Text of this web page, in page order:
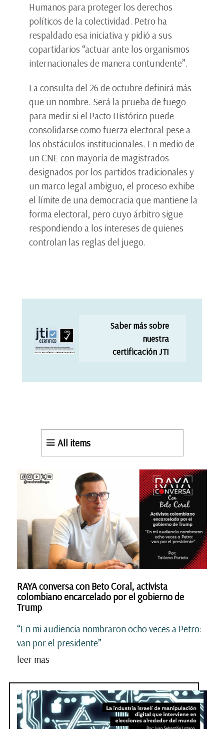
Humanos para proteger los derechos
políticos de la colectividad. Petro ha
respaldado esa iniciativa y pidió a sus
copartidarios “actuar ante los organismos
internacionales de manera contundente”.
La consulta del 26 de octubre definirá más
que un nombre. Será la prueba de fuego
para medir si el Pacto Histórico puede
consolidarse como fuerza electoral pese a
los obstáculos institucionales. En medio de
un CNE con mayoría de magistrados
designados por los partidos tradicionales y
un marco legal ambiguo, el proceso exhibe
el límite de una democracia que mantiene la
forma electoral, pero cuyo árbitro sigue
respondiendo a los intereses de quienes
controlan las reglas del juego.
Saber más sobre
nuestra
certificación JTI
All items
RAYA conversa con Beto Coral, activista
colombiano encarcelado por el gobierno de
Trump
“En mi audiencia nombraron ocho veces a Petro:
van por el presidente”
leer mas